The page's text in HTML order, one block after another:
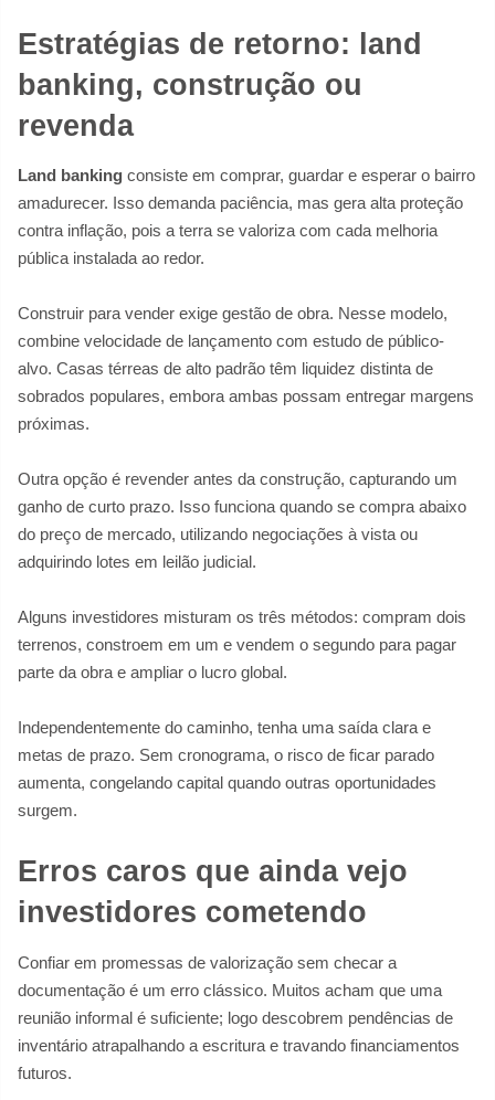
Estratégias de retorno: land
banking, construção ou
revenda
Land banking consiste em comprar, guardar e esperar o bairro
amadurecer. Isso demanda paciência, mas gera alta proteção
contra inflação, pois a terra se valoriza com cada melhoria
pública instalada ao redor.
Construir para vender exige gestão de obra. Nesse modelo,
combine velocidade de lançamento com estudo de público-
alvo. Casas térreas de alto padrão têm liquidez distinta de
sobrados populares, embora ambas possam entregar margens
próximas.
Outra opção é revender antes da construção, capturando um
ganho de curto prazo. Isso funciona quando se compra abaixo
do preço de mercado, utilizando negociações à vista ou
adquirindo lotes em leilão judicial.
Alguns investidores misturam os três métodos: compram dois
terrenos, constroem em um e vendem o segundo para pagar
parte da obra e ampliar o lucro global.
Independentemente do caminho, tenha uma saída clara e
metas de prazo. Sem cronograma, o risco de ficar parado
aumenta, congelando capital quando outras oportunidades
surgem.
Erros caros que ainda vejo
investidores cometendo
Confiar em promessas de valorização sem checar a
documentação é um erro clássico. Muitos acham que uma
reunião informal é suficiente; logo descobrem pendências de
inventário atrapalhando a escritura e travando financiamentos
futuros.